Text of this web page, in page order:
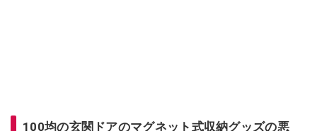
100均の玄関ドアのマグネット式収納グッズの悪